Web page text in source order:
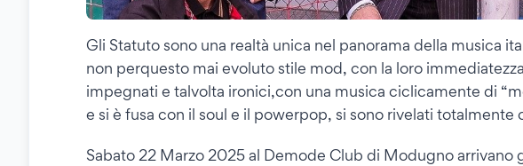
Gli Statuto sono una realtà unica nel panorama della musica
non perquesto mai evoluto stile mod, con la loro
impegnati e talvolta ironici,con una musica ciclicamente di
e si è fusa con il soul e il powerpop, si sono rivelati totalmente
Sabato 22 Marzo 2025 al Demode Club di Modugno arrivano